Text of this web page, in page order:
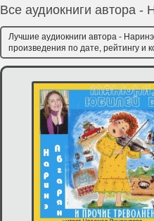
Все аудиокниги автора -
Лучшие аудиокниги автора -
произведения по дате, рейтингу и